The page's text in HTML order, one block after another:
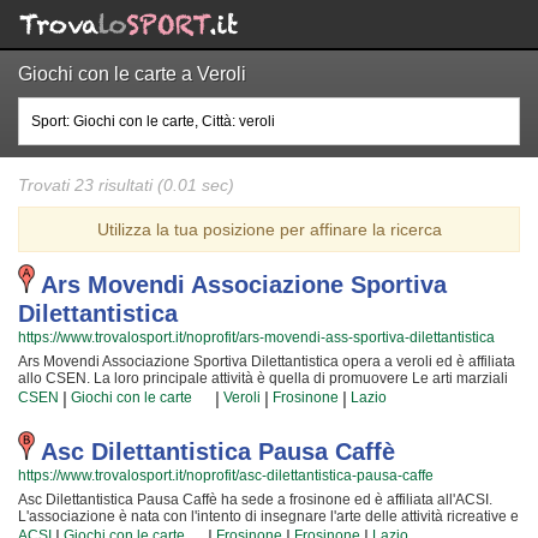
Giochi con le carte a Veroli
Trovati 23 risultati (0.01 sec)
Utilizza la tua posizione per affinare la ricerca
Ars Movendi Associazione Sportiva
Dilettantistica
https://www.trovalosport.it/noprofit/ars-movendi-ass-sportiva-dilettantistica
Ars Movendi Associazione Sportiva Dilettantistica opera a veroli ed è affiliata
allo CSEN. La loro principale attività è quella di promuovere Le arti marziali
organizzando corsi rivolti a bambini, ragazzi e adulti. Se desiderate che
vostro figlio o vostra figlia impari la disciplina, il rispetto e la concentrazione,
Le arti marziali è sicuramente lo sport più adatto. I loro maestri di arti marziali
seguiranno i vostri figli quotidianamente, ma restando sempre nell'ottica di
sviluppare i talenti e le capacità personali di ciascun atleta. Ars Movendi
Associazione Sportiva Dilettantistica da sempre accoglie i bambini e i
ragazzi di veroli, in un ambiente serio e sano, in cui i vostri figli troveranno
sicuramente uno sfogo e uno svago e tanti nuovi amici. Gli allenamenti si
svolgono in palestra a veroli e seguono l'andamento del calendario
CSEN | Giochi con le carte | Veroli | Frosinone | Lazio
Asc Dilettantistica Pausa Caffè
https://www.trovalosport.it/noprofit/asc-dilettantistica-pausa-caffe
Asc Dilettantistica Pausa Caffè ha sede a frosinone ed è affiliata all'ACSI.
L'associazione è nata con l'intento di insegnare l'arte delle attività ricreative e
di mettere alla prova ciò che i loro soci imparano ogni giorno che ci